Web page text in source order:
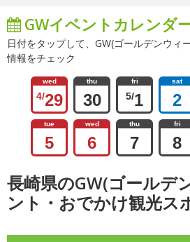
GWイベントカレンダ
日付をタップして、GW(ゴールデンウィ
情報をチェック
wed
4/29
thu
30
fri
5/1
sat
2
tue
5
wed
6
thu
7
fri
8
長崎県のGW(ゴールデ
ント・おでかけ観光ス